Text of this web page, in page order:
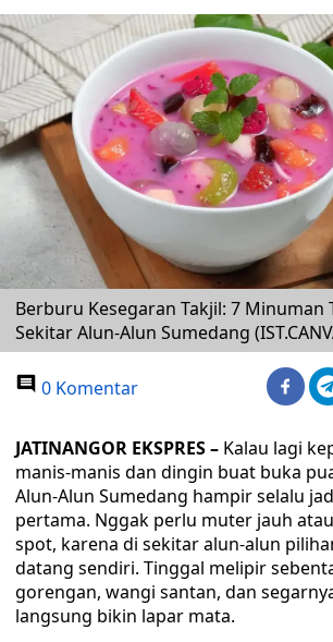
Berburu Kesegaran Takjil: 7 Minuman
Sekitar Alun-Alun Sumedang
0 Komentar
JATINANGOR EKSPRES – Kalau lagi
manis-manis dan dingin buat buka
Alun-Alun Sumedang hampir selalu
pertama. ‎Nggak perlu muter jauh
spot, karena di sekitar alun-alun
datang sendiri. Tinggal melipir
gorengan, wangi santan, dan
langsung bikin lapar mata.